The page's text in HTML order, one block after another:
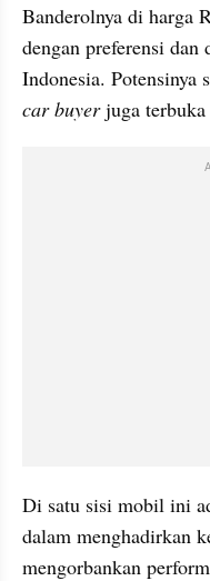
Banderolnya di harga
dengan preferensi dan
Indonesia. Potensinya
car buyer juga terbuka
Di satu sisi mobil ini
dalam menghadirkan
mengorbankan